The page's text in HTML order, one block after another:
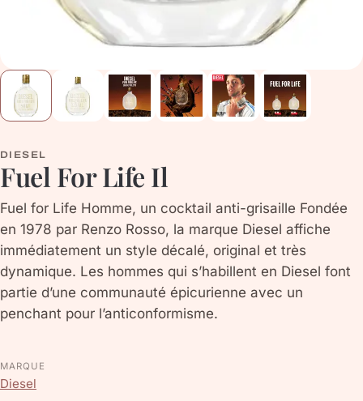
DIESEL
Fuel For Life Il
Fuel for Life Homme, un cocktail anti-grisaille Fondée
en 1978 par Renzo Rosso, la marque Diesel affiche
immédiatement un style décalé, original et très
dynamique. Les hommes qui s’habillent en Diesel font
partie d’une communauté épicurienne avec un
penchant pour l’anticonformisme.
MARQUE
Diesel